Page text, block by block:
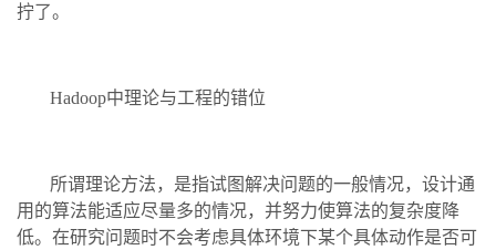
拧了。
Hadoop中理论与工程的错位
所谓理论方法，是指试图解决问题的一般情况，设计通
用的算法能适应尽量多的情况，并努力使算法的复杂度降
低。在研究问题时不会考虑具体环境下某个具体动作是否可